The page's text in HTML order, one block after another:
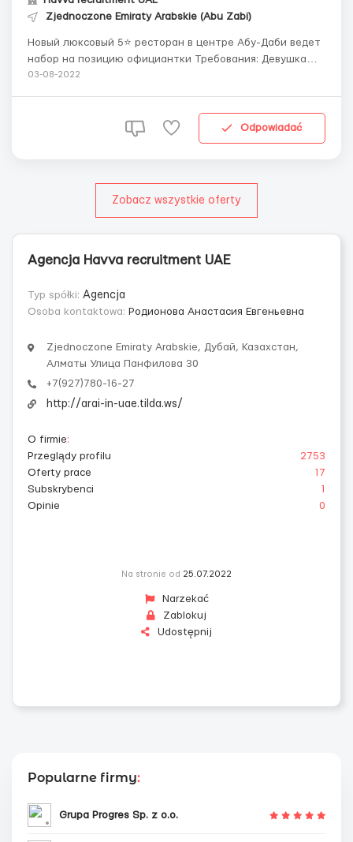
Zjednoczone Emiraty Arabskie (Abu Zabi)
Новый люксовый 5⭐ ресторан в центре Абу-Даби ведет
набор на позицию официантки Требования: Девушка
приятной внешности, вежливая и дружелюбная Опыт
Абу-Даби рядом с рестораном (2 минуты ходьбы...
03-08-2022
Odpowiadać
Zobacz wszystkie oferty
Agencja Havva recruitment UAE
Typ spółki: Agencja
Osoba kontaktowa: Родионова Анастасия Евгеньевна
Zjednoczone Emiraty Arabskie, Дубай, Казахстан,
Алматы Улица Панфилова 30
+7(927)780-16-27
http://arai-in-uae.tilda.ws/
O firmie:
Przeglądy profilu
2753
Oferty prace
17
Subskrybenci
1
Opinie
0
Na stronie od 25.07.2022
Narzekać
Zablokuj
Udostępnij
Popularne firmy:
Grupa Progres Sp. z o.o.